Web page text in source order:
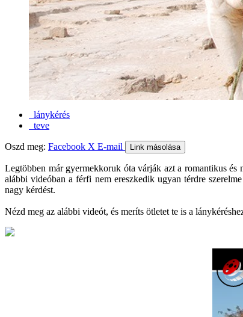
lánykérés
teve
Oszd meg: Facebook X E-mail Link másolása
Legtöbben már gyermekkoruk óta várják azt a romantikus
alábbi videóban a férfi nem ereszkedik ugyan térdre
nagy kérdést.
Nézd meg az alábbi videót, és meríts ötletet te is a